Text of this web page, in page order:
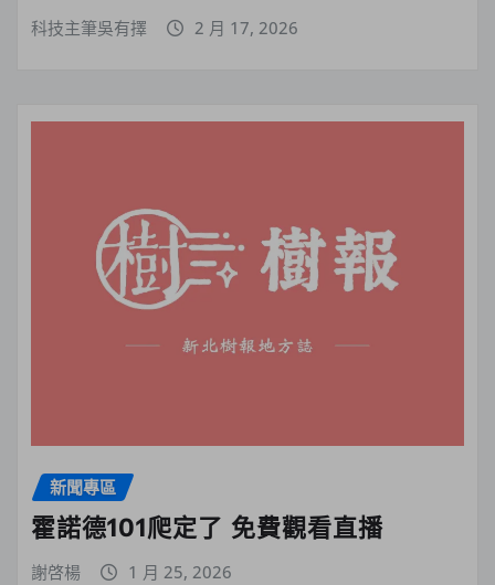
科技主筆吳有擇 2 月 17, 2026
新聞專區
霍諾德101爬定了 免費觀看直播
謝啓楊 1 月 25, 2026